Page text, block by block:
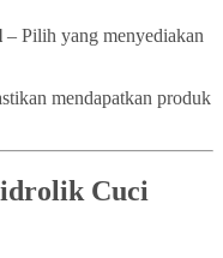
– Pilih yang menyediakan
mendapatkan produk
Cuci